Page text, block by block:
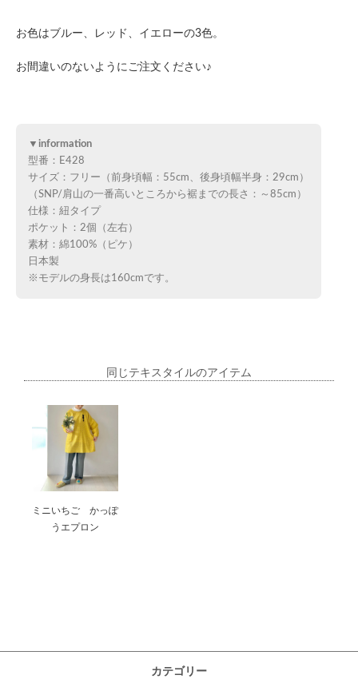
お色はブルー、レッド、イエローの3色。
お間違いのないようにご注文ください♪
▼information
型番：E428
サイズ：フリー（前身頃幅：55cm、後身頃幅半身：29cm）
（SNP/肩山の一番高いところから裾までの長さ：～85cm）
仕様：紐タイプ
ポケット：2個（左右）
素材：綿100%（ピケ）
日本製
※モデルの身長は160cmです。
同じテキスタイルのアイテム
ミニいちご かっぽ
うエプロン
カテゴリー